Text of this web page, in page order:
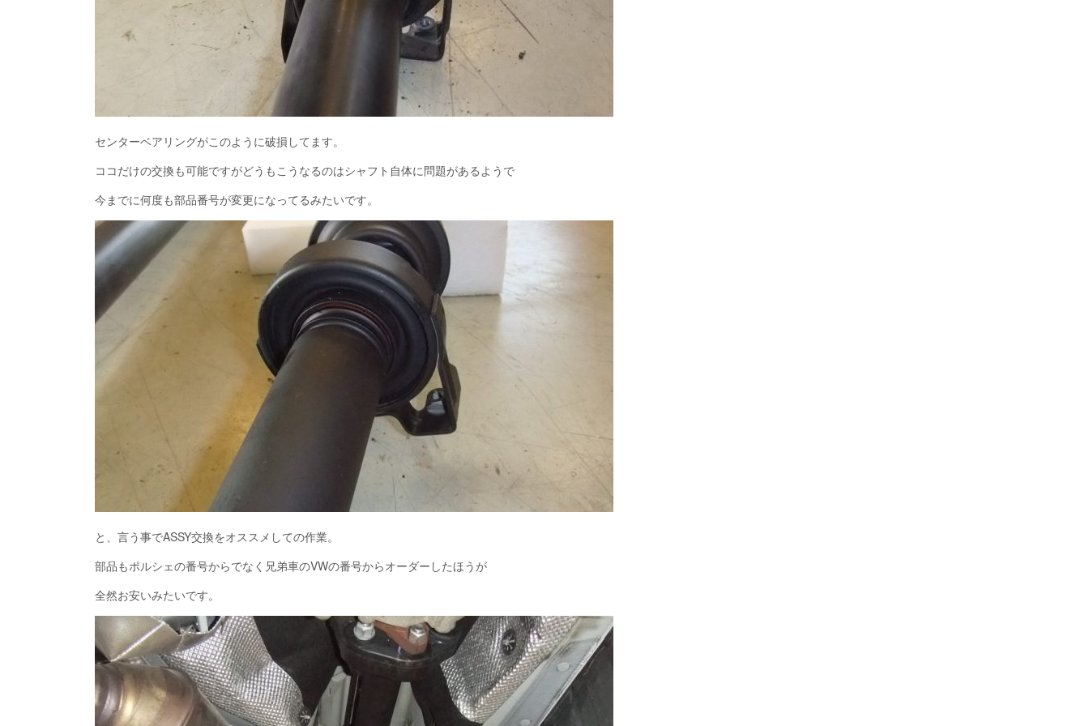
センターベアリングがこのように破損してます。
ココだけの交換も可能ですがどうもこうなるのはシャフト自体に問題があるようで
今までに何度も部品番号が変更になってるみたいです。
と、言う事でASSY交換をオススメしての作業。
部品もポルシェの番号からでなく兄弟車のVWの番号からオーダーしたほうが
全然お安いみたいです。